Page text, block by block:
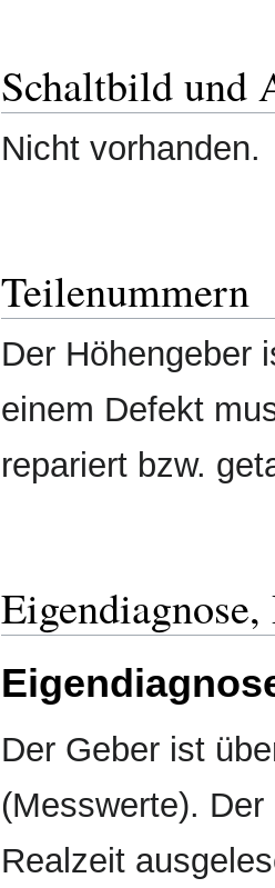
Schaltbild und
Nicht vorhanden.
Teilenummern
Der Höhengeber
einem Defekt
repariert bzw.
Der Geber ist
(Messwerte).
Realzeit